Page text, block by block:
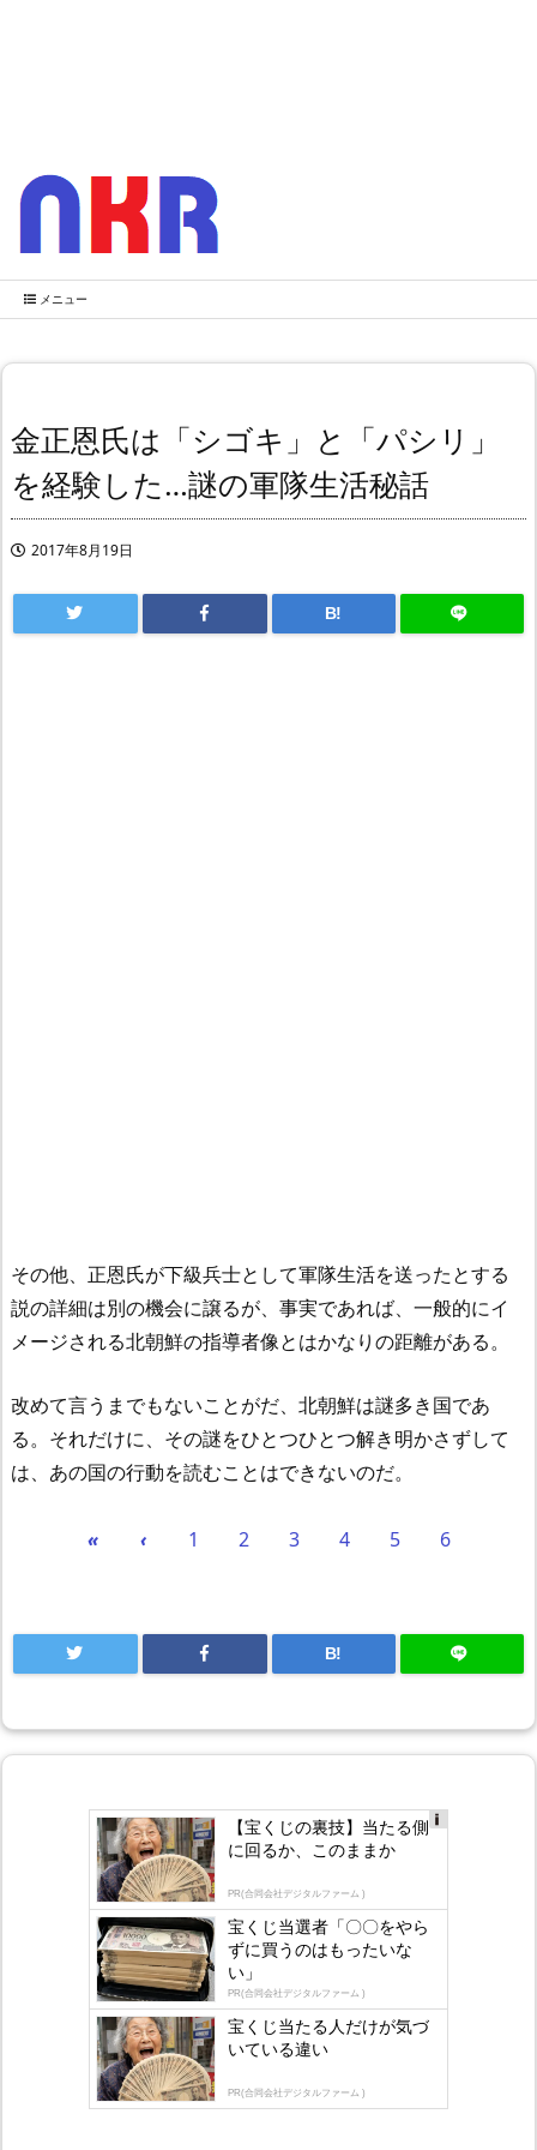
メニュー
金正恩氏は「シゴキ」と「パシリ」
を経験した…謎の軍隊生活秘話
2017年8月19日
B!
その他、正恩氏が下級兵士として軍隊生活を送ったとする
説の詳細は別の機会に譲るが、事実であれば、一般的にイ
メージされる北朝鮮の指導者像とはかなりの距離がある。
改めて言うまでもないことがだ、北朝鮮は謎多き国であ
る。それだけに、その謎をひとつひとつ解き明かさずして
は、あの国の行動を読むことはできないのだ。
« ‹ 1 2 3 4 5 6
B!
gly
【宝くじの裏技】当たる側
に回るか、このままか
PR(合同会社デジタルファーム )
宝くじ当選者「〇〇をやら
ずに買うのはもったいな
い」
PR(合同会社デジタルファーム )
宝くじ当たる人だけが気づ
いている違い
PR(合同会社デジタルファーム )